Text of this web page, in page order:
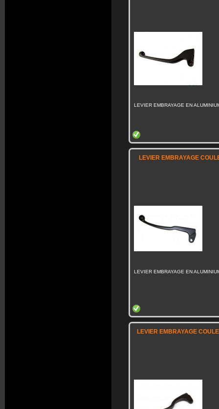
LEVIER EMBRAYAGE EN
LEVIER EMBRAYAGE
LEVIER EMBRAYAGE EN
LEVIER EMBRAYAGE